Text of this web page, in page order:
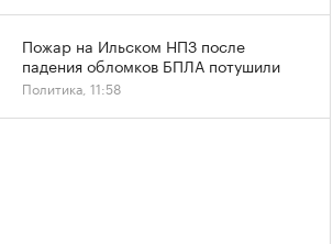
Пожар на Ильском НПЗ после
падения обломков БПЛА потушили
Политика, 11:58